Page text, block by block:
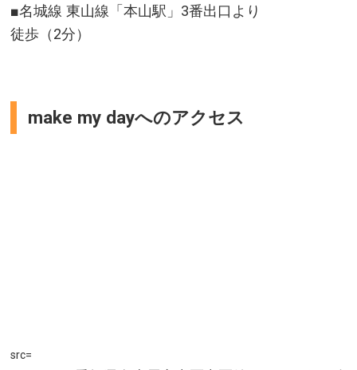
■名城線 東山線「本山駅」3番出口より
徒歩（2分）
make my dayへのアクセス
src=